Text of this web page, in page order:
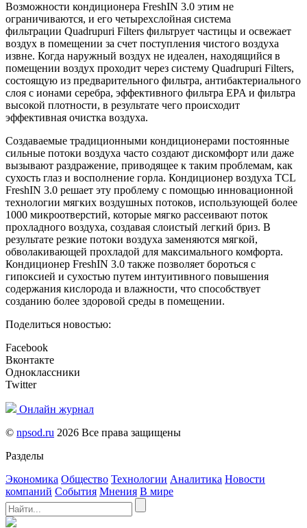
Возможности кондиционера FreshIN 3.0 этим не
ограничиваются, и его четырехслойная система
фильтрации Quadrupuri Filters фильтрует частицы и освежает
воздух в помещении за счет поступления чистого воздуха
извне. Когда наружный воздух не идеален, находящийся в
помещении воздух проходит через систему Quadrupuri Filters,
состоящую из предварительного фильтра, антибактериального
слоя с ионами серебра, эффективного фильтра EPA и фильтра
высокой плотности, в результате чего происходит
эффективная очистка воздуха.
Создаваемые традиционными кондиционерами постоянные
сильные потоки воздуха часто создают дискомфорт или даже
вызывают раздражение, приводящее к таким проблемам, как
сухость глаз и восполнение горла. Кондиционер воздуха TCL
FreshIN 3.0 решает эту проблему с помощью инновационной
технологии мягких воздушных потоков, использующей более
1000 микроотверстий, которые мягко рассеивают поток
прохладного воздуха, создавая слоистый легкий бриз. В
результате резкие потоки воздуха заменяются мягкой,
обволакивающей прохладой для максимального комфорта.
Кондиционер FreshIN 3.0 также позволяет бороться с
гипоксией и сухостью путем интуитивного повышения
содержания кислорода и влажности, что способствует
созданию более здоровой среды в помещении.
Поделиться новостью:
Facebook
Вконтакте
Одноклассники
Twitter
Онлайн журнал
© npsod.ru 2026 Все права защищены
Разделы
Экономика Общество Технологии Аналитика Новости
компаний События Мнения В мире